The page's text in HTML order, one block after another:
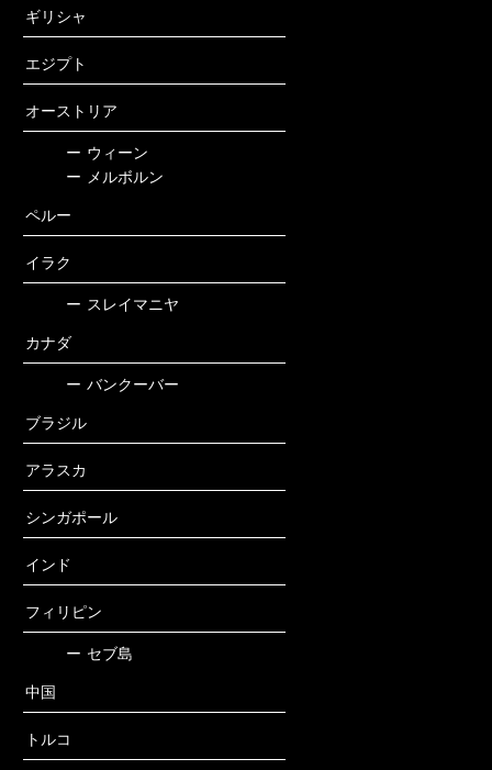
ギリシャ
エジプト
オーストリア
ー ウィーン
ー
メルボルン
ペルー
イラク
ー スレイマニヤ
カナダ
ー バンクーバー
ブラジル
アラスカ
シンガポール
インド
フィリピン
ー セブ島
中国
トルコ